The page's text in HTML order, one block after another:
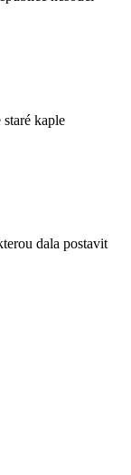
kaple
dala postavit